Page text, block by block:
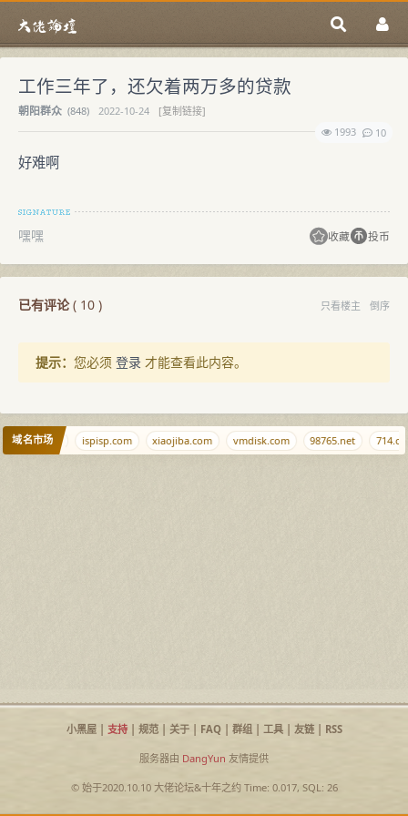
工作三年了，还欠着两万多的贷款
朝阳群众 (848) 2022-10-24
[复制链接]
1993
10
好难啊
嘿嘿 收藏 投币
已有评论( 10 ) 只看楼主 倒序
提示： 您必须 登录 才能查看此内容。
域名市场
m.cd ispisp.com xiaojiba.com vmdisk.com 98765.net 714.cn
小黑屋| 支持| 规范| 关于| FAQ| 群组| 工具| 友链| RSS
服务器由 DangYun 友情提供
© 始于2020.10.10 大佬论坛&十年之约Time: 0.017, SQL: 26